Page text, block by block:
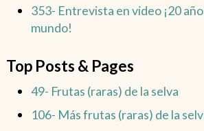
353- Entrevista en video ¡20
mundo!
Top Posts & Pages
49- Frutas (raras) de la selva
106- Más frutas (raras) de la